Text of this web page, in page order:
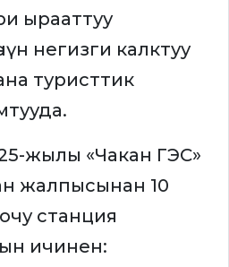
ырааттуу
негизги калктуу
туристтик
жылы «Чакан ГЭС»
жалпысынан 10
станция
ичинен: